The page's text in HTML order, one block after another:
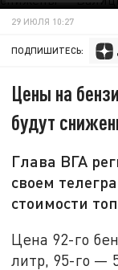
29 ИЮЛЯ 10:27
ПОДПИШИТЕСЬ:
Цены на
будут
Глава ВГА
своем
стоимости
Цена 92-го
литр, 95-го —